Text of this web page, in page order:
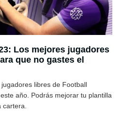
Los mejores jugadores
que no gastes el
libres de Football
año. Podrás mejorar tu plantilla